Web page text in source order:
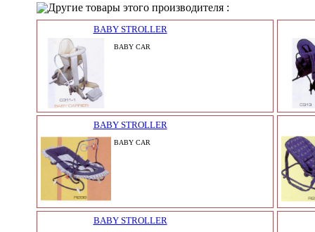
Другие товары этого производителя :
BABY STROLLER
BABY CAR
BABY STROLLER
BABY CAR
BABY STROLLER